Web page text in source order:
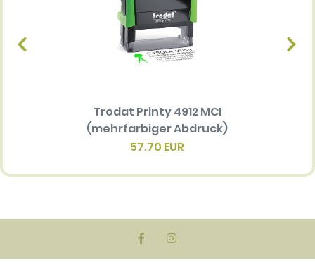
Trodat Printy 4912 MCI
(mehrfarbiger Abdruck)
57.70 EUR